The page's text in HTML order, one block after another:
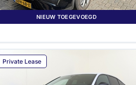
NIEUW TOEGEVOEGD
Private Lease